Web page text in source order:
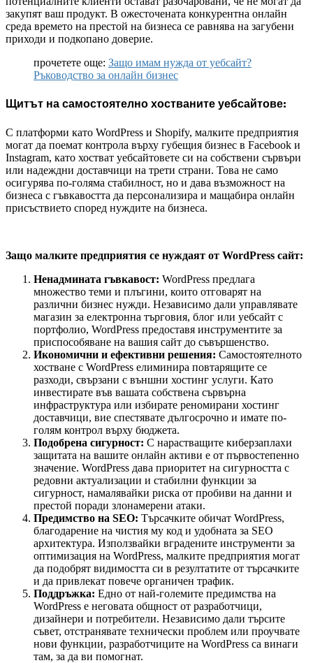
закупят ваш продукт. В ожесточената конкурентна онлайн
среда времето на престой на бизнеса се равнява на загубени
приходи и подкопано доверие.
прочетете още: Защо имам нужда от уебсайт?
Ръководство за онлайн бизнес
Щитът на самостоятелно хостваните уебсайтове:
С платформи като WordPress и Shopify, малките предприятия
могат да поемат контрола върху губещия бизнес в Facebook и
Instagram, като хостват уебсайтовете си на собствени сървъри
или надеждни доставчици на трети страни. Това не само
осигурява по-голяма стабилност, но и дава възможност на
бизнеса с гъвкавостта да персонализира и мащабира онлайн
присъствието според нуждите на бизнеса.
Защо малките предприятия се нуждаят от WordPress сайт:
Ненадмината гъвкавост: WordPress предлага
множество теми и плъгини, които отговарят на
различни бизнес нужди. Независимо дали управлявате
магазин за електронна търговия, блог или уебсайт с
портфолио, WordPress предоставя инструментите за
приспособяване на вашия сайт до съвършенство.
Икономични и ефективни решения: Самостоятелното
хостване с WordPress елиминира повтарящите се
разходи, свързани с външни хостинг услуги. Като
инвестирате във вашата собствена сървърна
инфраструктура или избирате реномирани хостинг
доставчици, вие спестявате дългосрочно и имате по-
голям контрол върху бюджета.
Подобрена сигурност: С нарастващите киберзаплахи
защитата на вашите онлайн активи е от първостепенно
значение. WordPress дава приоритет на сигурността с
редовни актуализации и стабилни функции за
сигурност, намалявайки риска от пробиви на данни и
престой поради злонамерени атаки.
Предимство на SEO: Търсачките обичат WordPress,
благодарение на чистия му код и удобната за SEO
архитектура. Използвайки вградените инструменти за
оптимизация на WordPress, малките предприятия могат
да подобрят видимостта си в резултатите от търсачките
и да привлекат повече органичен трафик.
Поддръжка: Едно от най-големите предимства на
WordPress е неговата общност от разработчици,
дизайнери и потребители. Независимо дали търсите
съвет, отстранявате технически проблем или проучвате
нови функции, разработчиците на WordPress са винаги
там, за да ви помогнат.